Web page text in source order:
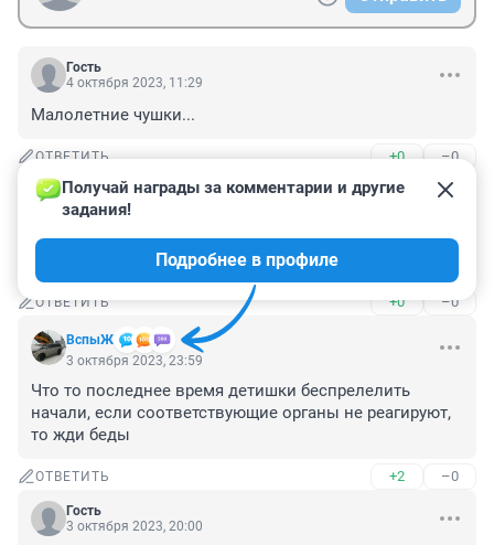
Гость
4 октября 2023, 11:29
Малолетние чушки...
ОТВЕТИТЬ +0 –0
Гость
4 октября 2023, 11:24
Да в зоопарке они всех зверей поотравят, а не клетки
будут чистить, лучше их туда посадить
ОТВЕТИТЬ +0 –0
ВспыЖ
Получай награды за комментарии и другие
задания!
Подробнее в профиле
3 октября 2023, 23:59
Что то последнее время детишки беспрелелить
начали, если соответствующие органы не реагируют,
то жди беды
ОТВЕТИТЬ +2 –0
Гость
3 октября 2023, 20:00